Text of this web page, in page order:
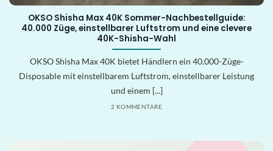
OKSO Shisha Max 40K Sommer-Nachbestellguide:
40.000 Züge, einstellbarer Luftstrom und eine clevere
40K-Shisha-Wahl
OKSO Shisha Max 40K bietet Händlern ein 40.000-Züge-
Disposable mit einstellbarem Luftstrom, einstellbarer Leistung
und einem [...]
2 KOMMENTARE